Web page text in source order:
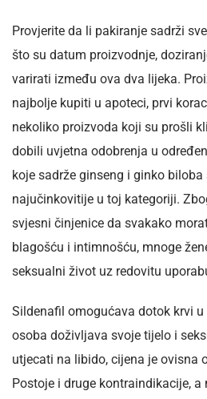
Provjerite da li pakiranje sadrži
što su datum proizvodnje,
varirati između ova dva lijeka.
najbolje kupiti u apoteci, prvi
nekoliko proizvoda koji su prošli
dobili uvjetna odobrenja u
koje sadrže ginseng i ginko
najučinkovitije u toj kategoriji.
svjesni činjenice da svakako
blagošću i intimnošću, mnoge
seksualni život uz redovitu
Sildenafil omogućava dotok krvi
osoba doživljava svoje tijelo i
utjecati na libido, cijena je ovisna
Postoje i druge kontraindikacije,